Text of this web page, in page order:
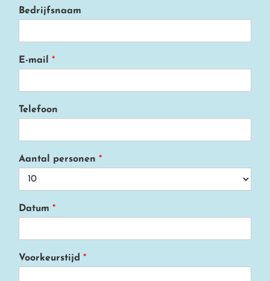
Bedrijfsnaam
E-mail *
Telefoon
Aantal personen *
E
r
Datum *
Voorkeurstijd *